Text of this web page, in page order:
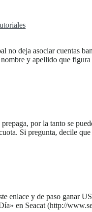
no deja asociar cuentas
y apellido que figura
por la tanto se
Si pregunta, decile
enlace y de paso
en Seacat (http://